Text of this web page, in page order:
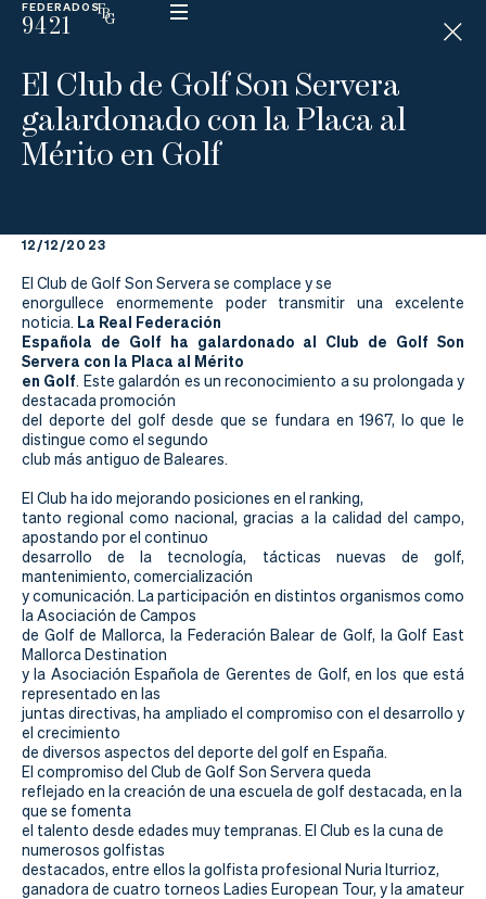
FEDERADOS
9421
ESP
N
D
C
A
P
La
Federación
Federarse
Jugar
Aprender
Actualidad
Tienda
El Club de Golf Son Servera
galardonado con la Placa al
Mérito en Golf
12/12/2023
El Club de Golf Son Servera se complace y se
enorgullece enormemente poder transmitir una excelente
noticia. La Real Federación
Española de Golf ha galardonado al Club de Golf Son
Servera con la Placa al Mérito
en Golf. Este galardón es un reconocimiento a su prolongada y
destacada promoción
del deporte del golf desde que se fundara en 1967, lo que le
distingue como el segundo
club más antiguo de Baleares.
El Club ha ido mejorando posiciones en el ranking,
tanto regional como nacional, gracias a la calidad del campo,
apostando por el continuo
desarrollo de la tecnología, tácticas nuevas de golf,
mantenimiento, comercialización
y comunicación. La participación en distintos organismos como
la Asociación de Campos
de Golf de Mallorca, la Federación Balear de Golf, la Golf East
Mallorca Destination
y la Asociación Española de Gerentes de Golf, en los que está
representado en las
juntas directivas, ha ampliado el compromiso con el desarrollo y
el crecimiento
de diversos aspectos del deporte del golf en España.
El compromiso del Club de Golf Son Servera queda
reflejado en la creación de una escuela de golf destacada, en la
que se fomenta
el talento desde edades muy tempranas. El Club es la cuna de
numerosos golfistas
destacados, entre ellos la golfista profesional Nuria Iturrioz,
ganadora de cuatro torneos Ladies European Tour, y la amateur